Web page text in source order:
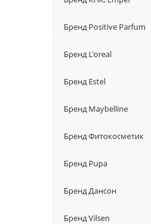
Бренд Positive Parfum
Бренд L'oreal
Бренд Estel
Бренд Maybelline
Бренд Фитокосметик
Бренд Pupa
Бренд Дансон
Бренд Vilsen